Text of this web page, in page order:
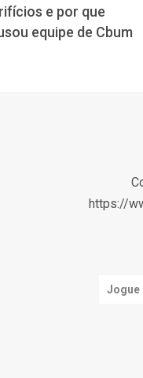
e por que
equipe de Cbum
https://
Jogue